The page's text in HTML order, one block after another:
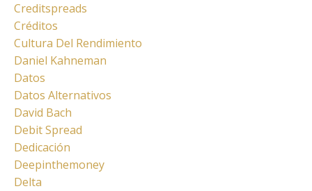
Creditspreads
Créditos
Cultura Del Rendimiento
Daniel Kahneman
Datos
Datos Alternativos
David Bach
Debit Spread
Dedicación
Deepinthemoney
Delta